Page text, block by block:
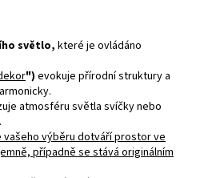
světlo, které je ovládáno
") evokuje přírodní struktury a
atmosféru světla svíčky nebo
vašeho výběru dotváří prostor ve
případně se stává originálním